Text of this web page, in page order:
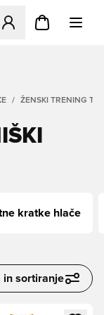
za prijavo ali
ŽENSKI TRENING
kratke hlače
in sortiranje